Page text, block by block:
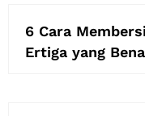
6 Cara
Ertiga yang